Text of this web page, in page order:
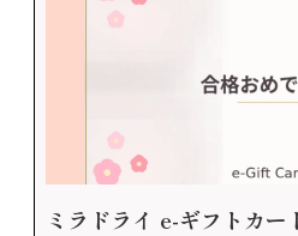
ミラドライ e-ギフトカー